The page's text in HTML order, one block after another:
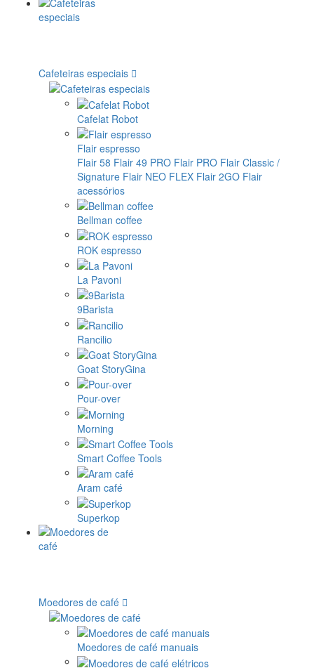
Cafeteiras especiais
Cafelat Robot
Flair espresso
Flair 58 Flair 49 PRO Flair PRO Flair Classic /
Signature Flair NEO FLEX Flair 2GO Flair
acessórios
Bellman coffee
ROK espresso
La Pavoni
9Barista
Rancilio
Goat StoryGina
Pour-over
Morning
Smart Coffee Tools
Aram café
Superkop
Moedores de café
Moedores de café manuais